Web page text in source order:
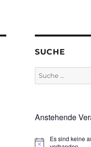
SUCHE
Suche
nach:
Anstehende
Es sind keine